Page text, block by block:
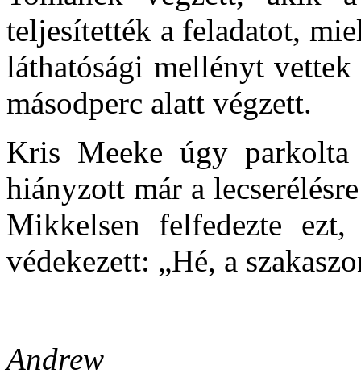
teljesítették a feladatot,
láthatósági mellényt
másodperc alatt végzett.
Kris Meeke úgy
hiányzott már a
Mikkelsen felfedezte
védekezett: „Hé, a
Andrew